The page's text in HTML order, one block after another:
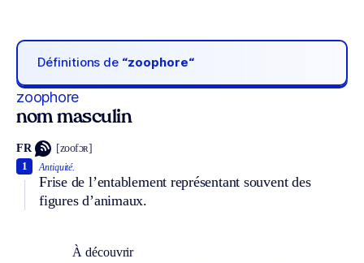
Définitions de “zoophore“
zoophore
nom masculin
FR [zoofɔʀ]
Antiquité.
Frise de l’entablement représentant souvent des
figures d’animaux.
1
À découvrir